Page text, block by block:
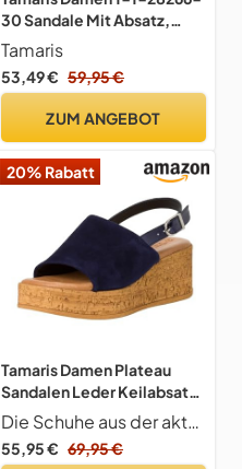
30 Sandale Mit Absatz,
Ruby Satin, 38 EU
Tamaris
53,49 € 59,95 €
ZUM ANGEBOT
20% Rabatt
Tamaris Damen Plateau
Sandalen Leder Keilabsatz
Sommer; NAVY/blau; 39 EUDie Schuhe aus der aktuellen Kollektion haben eine Absatzhöhe von 6 cm und eine Schafthöhe von 6 cm
55,95 € 69,95 €